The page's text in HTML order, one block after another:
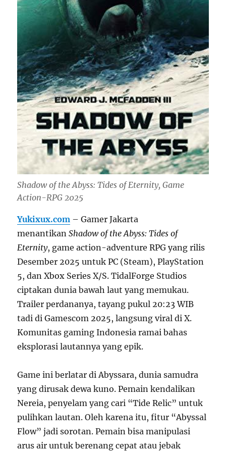
Shadow of the Abyss: Tides of Eternity, Game
Action-RPG 2025
Yukixux.com – Gamer Jakarta
menantikanShadow of the Abyss: Tides of
Eternity, game action-adventure RPG yang rilis
Desember 2025 untuk PC (Steam), PlayStation
5, dan Xbox Series X/S. TidalForge Studios
ciptakan dunia bawah laut yang memukau.
Trailer perdananya, tayang pukul 20:23 WIB
tadi di Gamescom 2025, langsung viral di X.
Komunitas gaming Indonesia ramai bahas
eksplorasi lautannya yang epik.
Game ini berlatar di Abyssara, dunia samudra
yang dirusak dewa kuno. Pemain kendalikan
Nereia, penyelam yang cari “Tide Relic” untuk
pulihkan lautan. Oleh karena itu, fitur “Abyssal
Flow” jadi sorotan. Pemain bisa manipulasi
arus air untuk berenang cepat atau jebak